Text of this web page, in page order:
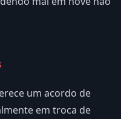
um acordo de
em troca de